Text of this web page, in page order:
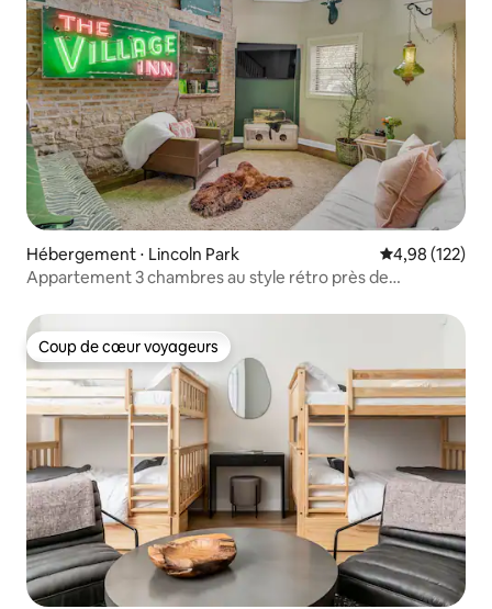
Hébergement ⋅ Lincoln Park Évaluation
4,98 (122)
Appartement 3 chambres au style rétro près de
Coup de cœur voyageurs
Coup de cœur voyageurs